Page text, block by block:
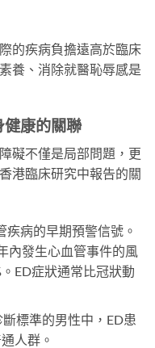
的疾病負擔遠高於臨床
養、消除就醫恥辱感是
健康的關聯
礙不僅是局部問題，更
港臨床研究中報告的關
疾病的早期預警信號。
內發生心血管事件的風
。ED症狀通常比冠狀動
標準的男性中，ED患
人群。